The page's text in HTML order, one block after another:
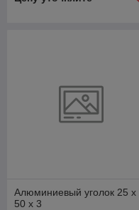
Алюминиевый уголок 25 x
50 x 3